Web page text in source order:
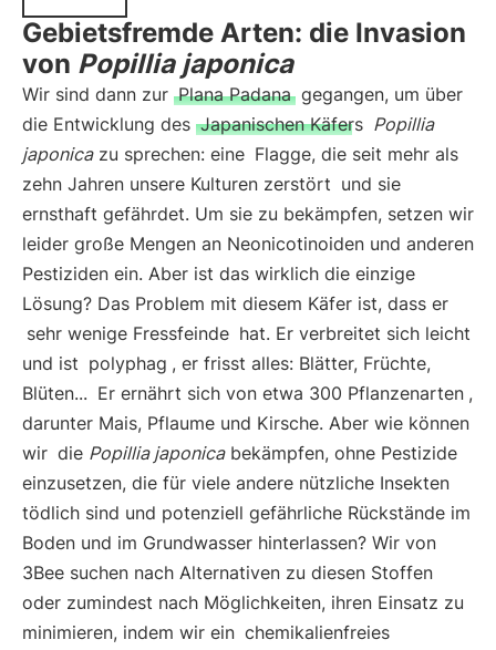
Gebietsfremde Arten: die Invasion
von Popillia japonica
Wir sind dann zur Plana Padana gegangen, um über
die Entwicklung des Japanischen Käfers Popillia
japonicazu sprechen: eine Flagge, die seit mehr als
zehn Jahren unsere Kulturen zerstört und sie
ernsthaft gefährdet. Um sie zu bekämpfen, setzen wir
leider große Mengen an Neonicotinoiden und anderen
Pestiziden ein. Aber ist das wirklich die einzige
Lösung? Das Problem mit diesem Käfer ist, dass er
sehr wenige Fressfeinde hat. Er verbreitet sich leicht
und ist polyphag , er frisst alles: Blätter, Früchte,
Blüten... Er ernährt sich von etwa 300 Pflanzenarten ,
darunter Mais, Pflaume und Kirsche. Aber wie können
wir die Popillia japonicabekämpfen, ohne Pestizide
einzusetzen, die für viele andere nützliche Insekten
tödlich sind und potenziell gefährliche Rückstände im
Boden und im Grundwasser hinterlassen? Wir von
3Bee suchen nach Alternativen zu diesen Stoffen
oder zumindest nach Möglichkeiten, ihren Einsatz zu
minimieren, indem wir ein chemikalienfreies